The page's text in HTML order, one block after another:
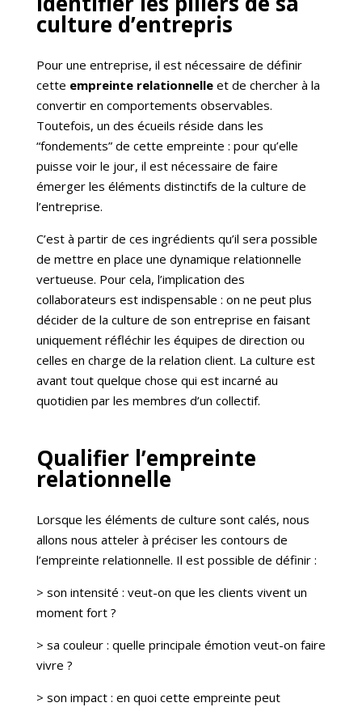
culture d’entrepris
Pour une entreprise, il est nécessaire de définir
cette empreinte relationnelleet de chercher à la
convertir en comportements observables.
Toutefois, un des écueils réside dans les
“fondements” de cette empreinte : pour qu’elle
puisse voir le jour, il est nécessaire de faire
émerger les éléments distinctifs de la culture de
l’entreprise.
C’est à partir de ces ingrédients qu’il sera possible
de mettre en place une dynamique relationnelle
vertueuse. Pour cela, l’implication des
collaborateurs est indispensable : on ne peut plus
décider de la culture de son entreprise en faisant
uniquement réfléchir les équipes de direction ou
celles en charge de la relation client. La culture est
avant tout quelque chose qui est incarné au
quotidien par les membres d’un collectif.
Qualifier l’empreinte
relationnelle
Lorsque les éléments de culture sont calés, nous
allons nous atteler à préciser les contours de
l’empreinte relationnelle. Il est possible de définir :
> son intensité : veut-on que les clients vivent un
moment fort ?
> sa couleur : quelle principale émotion veut-on faire
vivre ?
> son impact : en quoi cette empreinte peut